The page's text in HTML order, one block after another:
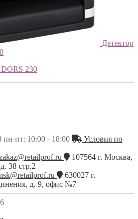
Детектор
DORS 230
пн-пт: 10:00 - 18:00
Условия по
107564 г. Москва,
38 стр.2
630027 г.
д. 9, офис №7